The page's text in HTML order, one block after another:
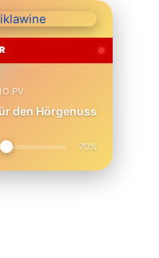
PV
den Hörgenuss
70%